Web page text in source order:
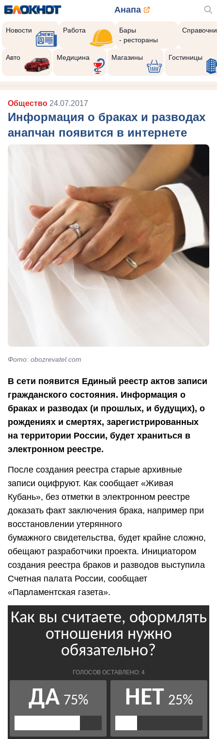
Анапа
Новости Работа
Бары
- рестораны
Авто Медицина Магазины Гостиницы
Общество 24.07.2017
Информация о браках и разводах
анапчан появится в интернете
Фото: obozrevatel.com
В сети появится Единый реестр актов записи
гражданского состояния. Информация о
браках и разводах (и прошлых, и будущих), о
рождениях и смертях, зарегистрированных
на территории России, будет храниться в
электронном реестре.
После создания реестра старые архивные
записи оцифруют. Как сообщает «Живая
Кубань», без отметки в электронном реестре
доказать факт заключения брака, например при
восстановлении утерянного
бумажного свидетельства, будет крайне сложно,
обещают разработчики проекта. Инициатором
создания реестра браков и разводов выступила
Счетная палата России, сообщает
«Парламентская газета».